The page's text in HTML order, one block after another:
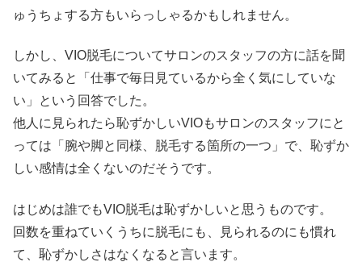
ゅうちょする方もいらっしゃるかもしれません。
しかし、VIO脱毛についてサロンのスタッフの方に話を聞
いてみると「仕事で毎日見ているから全く気にしていな
い」という回答でした。
他人に見られたら恥ずかしいVIOもサロンのスタッフにと
っては「腕や脚と同様、脱毛する箇所の一つ」で、恥ずか
しい感情は全くないのだそうです。
はじめは誰でもVIO脱毛は恥ずかしいと思うものです。
回数を重ねていくうちに脱毛にも、見られるのにも慣れ
て、恥ずかしさはなくなると言います。